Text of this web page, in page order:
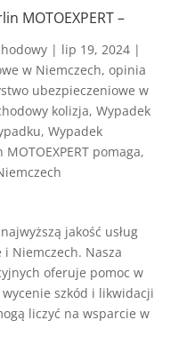
MOTOEXPERT –
| lip 19, 2024|
w Niemczech, opinia
ubezpieczeniowe w
kolizja, Wypadek
, Wypadek
pomaga,
jakość usług
Niemczech. Nasza
oferuje pomoc w
szkód i likwidacji
liczyć na wsparcie w